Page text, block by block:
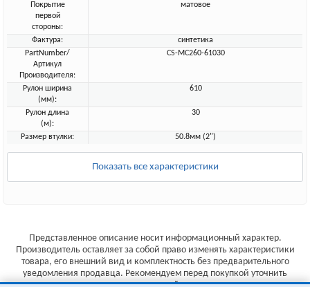
Покрытие
первой
стороны:
матовое
Фактура:
синтетика
PartNumber/
Артикул
Производителя:
CS-MC260-61030
Рулон ширина
(мм):
610
Рулон длина
(м):
30
Размер втулки: 50.8мм (2")
Показать все характеристики
Представленное описание носит информационный характер.
Производитель оставляет за собой право изменять характеристики
товара, его внешний вид и комплектность без предварительного
уведомления продавца. Рекомендуем перед покупкой уточнить